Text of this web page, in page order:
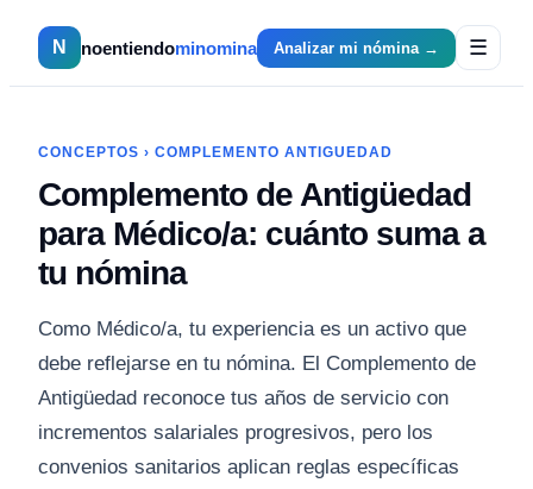
N noentiendominomina Analizar mi nómina → ☰
CONCEPTOS › COMPLEMENTO ANTIGUEDAD
Complemento de Antigüedad
para Médico/a: cuánto suma a
tu nómina
Como Médico/a, tu experiencia es un activo que
debe reflejarse en tu nómina. El Complemento de
Antigüedad reconoce tus años de servicio con
incrementos salariales progresivos, pero los
convenios sanitarios aplican reglas específicas